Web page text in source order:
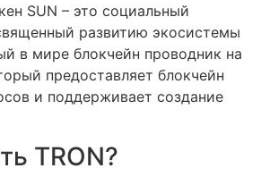
SUN – это социальный
развитию экосистемы
в мире блокчейн проводник на
предоставляет блокчейн
и поддерживает создание
TRON?